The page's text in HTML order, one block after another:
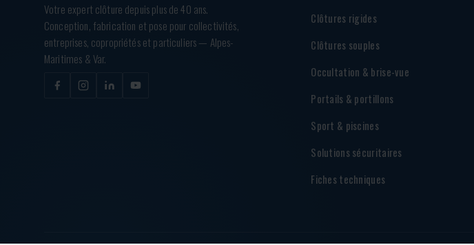
Votre expert clôture depuis plus de 40 ans.
Conception, fabrication et pose pour collectivités,
entreprises, copropriétés et particuliers — Alpes-
Maritimes & Var.
Clôtures rigides
Clôtures souples
Occultation & brise-vue
Portails & portillons
Sport & piscines
Solutions sécuritaires
Fiches techniques